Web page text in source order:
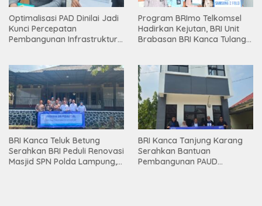
Optimalisasi PAD Dinilai Jadi
Kunci Percepatan
Pembangunan Infrastruktur
Program BRImo Telkomsel
Hadirkan Kejutan, BRI Unit
Brabasan BRI Kanca Tulang
Mesuji
BRI Kanca Teluk Betung
Serahkan BRI Peduli Renovasi
Masjid SPN Polda Lampung,
BRI Kanca Tanjung Karang
Serahkan Bantuan
Pembangunan PAUD